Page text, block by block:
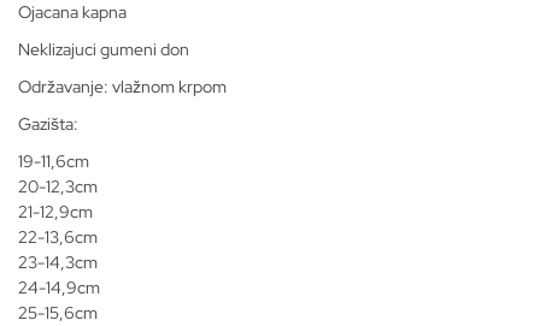
Ojacana kapna
Neklizajuci gumeni don
Održavanje: vlažnom krpom
Gazišta:
19-11,6cm
20-12,3cm
21-12,9cm
22-13,6cm
23-14,3cm
24-14,9cm
25-15,6cm